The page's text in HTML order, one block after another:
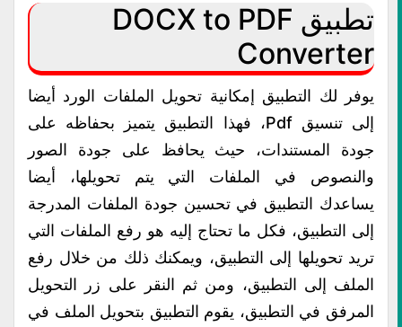
تطبيق DOCX to PDF
Converter
يوفر لك التطبيق إمكانية تحويل الملفات الورد أيضا
إلى تنسيق Pdf، فهذا التطبيق يتميز بحفاظه على
جودة المستندات، حيث يحافظ على جودة الصور
والنصوص في الملفات التي يتم تحويلها، أيضا
يساعدك التطبيق في تحسين جودة الملفات المدرجة
إلى التطبيق، فكل ما تحتاج إليه هو رفع الملفات التي
تريد تحويلها إلى التطبيق، ويمكنك ذلك من خلال رفع
الملف إلى التطبيق، ومن ثم النقر على زر التحويل
المرفق في التطبيق، يقوم التطبيق بتحويل الملف في